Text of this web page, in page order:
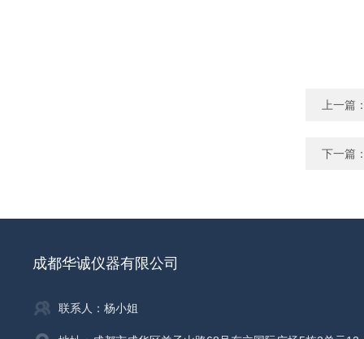
上一篇
下一篇
成都华诚仪器有限公司
联系人：杨小姐